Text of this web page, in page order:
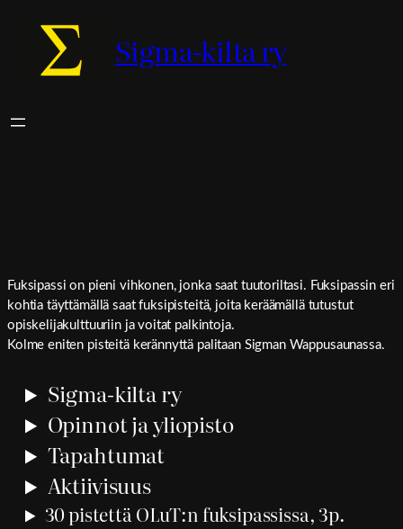
Sigma-kilta ry
Fuksipassi on pieni vihkonen, jonka saat tuutoriltasi. Fuksipassin eri
kohtia täyttämällä saat fuksipisteitä, joita keräämällä tutustut
opiskelijakulttuuriin ja voitat palkintoja.
Kolme eniten pisteitä kerännyttä palitaan Sigman Wappusaunassa.
Sigma-kilta ry
Opinnot ja yliopisto
Tapahtumat
Aktiivisuus
30 pistettä OLuT:n fuksipassissa, 3p.